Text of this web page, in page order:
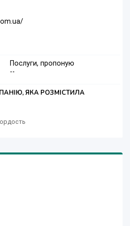
Послуги, пропоную
--
ЯКА РОЗМІСТИЛА